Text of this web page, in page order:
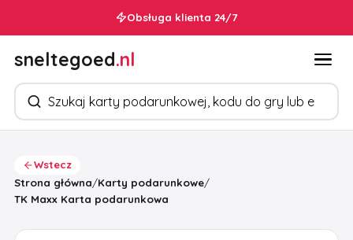
Obsługa klienta 24/7
sneltegoed.nl
Szukaj produktów
Wstecz
Strona główna/Karty podarunkowe/
TK Maxx Karta podarunkowa